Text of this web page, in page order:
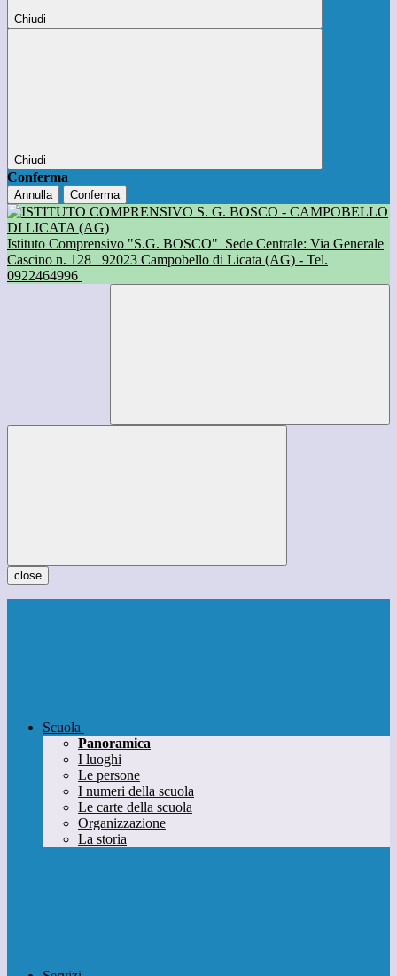
Chiudi
Chiudi
Conferma
Annulla Conferma
Istituto Comprensivo "S.G. BOSCO" Sede Centrale: Via Generale
Cascino n. 128
92023 Campobello di Licata (AG) - Tel.
0922464996
close
Scuola
Panoramica
I luoghi
Le persone
I numeri della scuola
Le carte della scuola
Organizzazione
La storia